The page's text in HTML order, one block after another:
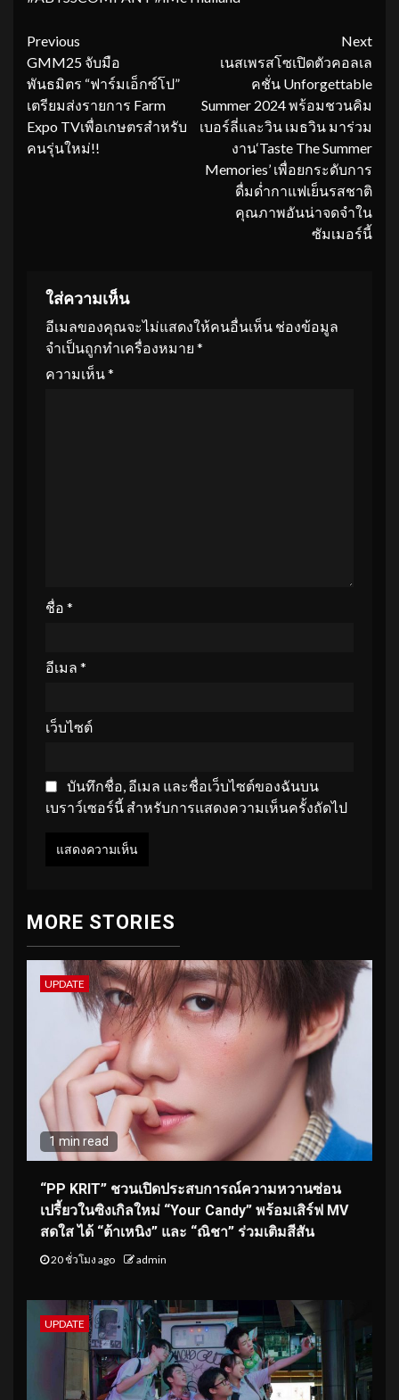
Continue
Reading
Previous
GMM25 จับมือ
พันธมิตร “ฟาร์มเอ็กซ์โป”
เตรียมส่งรายการ Farm
Expo TVเพื่อเกษตรสำหรับ
คนรุ่นใหม่!!
Next
เนสเพรสโซเปิดตัวคอลเล
คชั่น Unforgettable
Summer 2024 พร้อมชวนคิม
เบอร์ลี่และวิน เมธวิน มาร่วม
งาน‘Taste The Summer
Memories’ เพื่อยกระดับการ
ดื่มด่ำกาแฟเย็นรสชาติ
คุณภาพอันน่าจดจำใน
ซัมเมอร์นี้
ใส่ความเห็น
อีเมลของคุณจะไม่แสดงให้คนอื่นเห็น ช่องข้อมูล
จำเป็นถูกทำเครื่องหมาย *
ความเห็น*
ชื่อ *
อีเมล *
เว็บไซต์
บันทึกชื่อ, อีเมล และชื่อเว็บไซต์ของฉันบน
เบราว์เซอร์นี้ สำหรับการแสดงความเห็นครั้งถัดไป
MORE STORIES
UPDATE
1 min read
“PP KRIT” ชวนเปิดประสบการณ์ความหวานซ่อน
เปรี้ยวในซิงเกิลใหม่ “Your Candy” พร้อมเสิร์ฟ MV
สดใส ได้ “ต้าเหนิง” และ “ณิชา” ร่วมเติมสีสัน
20 ชั่วโมง ago admin
UPDATE